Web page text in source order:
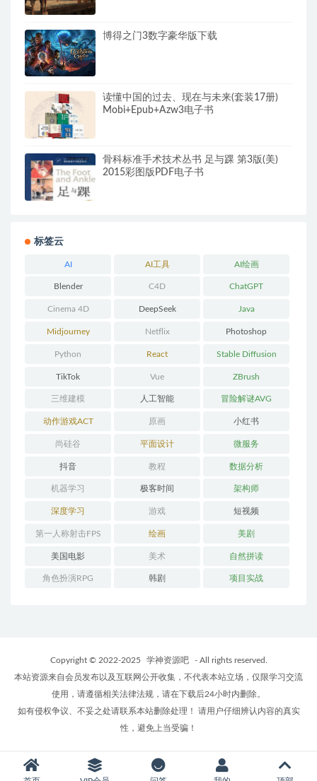
博得之门3数字豪华版下载
读懂中国的过去、现在与未来(套装17册)
Mobi+Epub+Azw3电子书
骨科标准手术技术丛书 足与踝 第3版(美)
2015彩图版PDF电子书
标签云
AI AI工具 AI绘画
Blender C4D ChatGPT
Cinema 4D DeepSeek Java
Midjourney Netflix Photoshop
Python React Stable Diffusion
TikTok Vue ZBrush
三维建模 人工智能 冒险解谜AVG
动作游戏ACT 原画 小红书
尚硅谷 平面设计 微服务
抖音 教程 数据分析
机器学习 极客时间 架构师
深度学习 游戏 短视频
第一人称射击FPS 绘画 美剧
美国电影 美术 自然拼读
角色扮演RPG 韩剧 项目实战
Copyright © 2022-2025 学神资源吧
- All rights reserved.
本站资源来自会员发布以及互联网公开收集，不代表本站立场，仅限学习交流
使用，请遵循相关法律法规，请在下载后24小时内删除。
如有侵权争议、不妥之处请联系本站删除处理！ 请用户仔细辨认内容的真实
性，避免上当受骗！